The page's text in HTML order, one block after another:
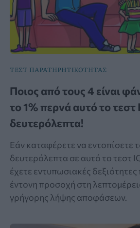
ΤΕΣΤ ΠΑΡΑΤΗΡΗΤΙΚΟΤΗΤΑΣ
Ποιος από τους 4 είναι
το 1% περνά αυτό το τεστ
δευτερόλεπτα!
Εάν καταφέρετε να εντοπίσετε
δευτερόλεπτα σε αυτό το τεστ
έχετε εντυπωσιακές
έντονη προσοχή στη
γρήγορης λήψης αποφάσεων.